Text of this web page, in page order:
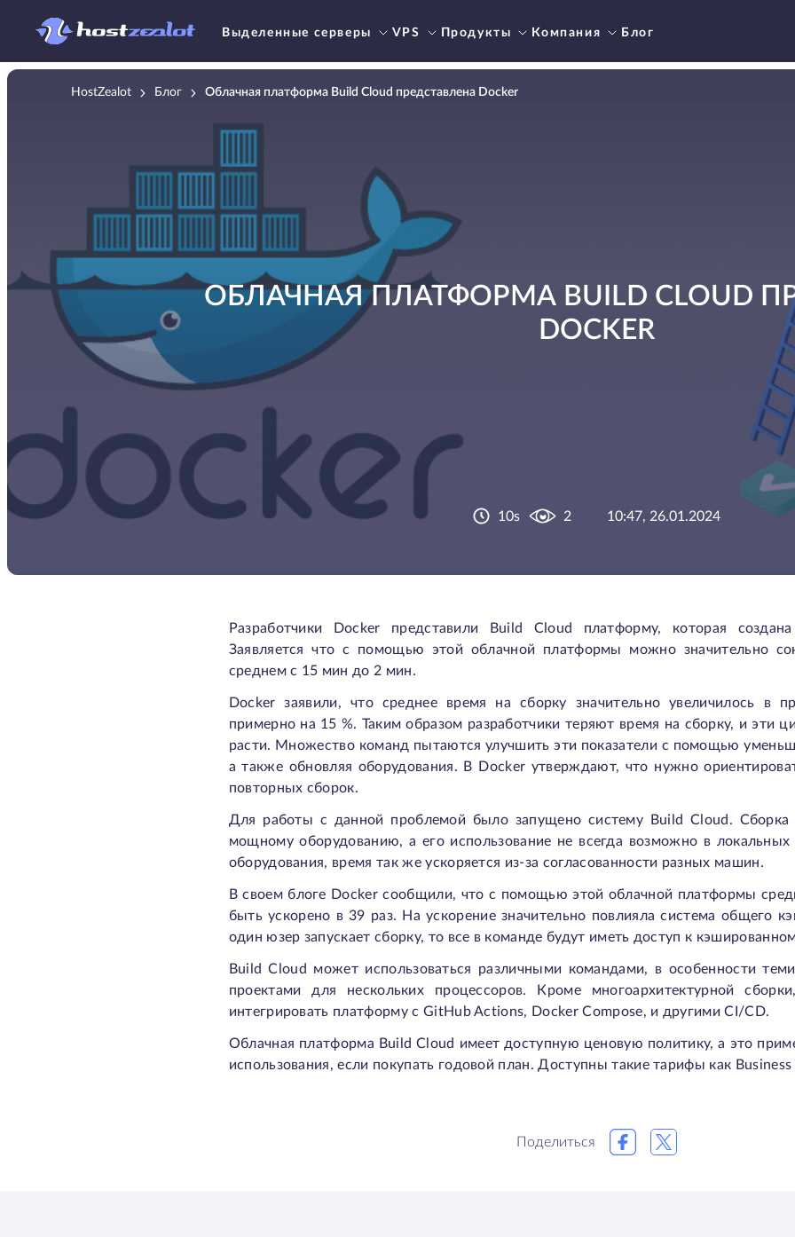
Выделенные серверы VPS Продукты Компания Блог
HostZealot Блог Облачная платформа Build Cloud представлена Docker
ОБЛАЧНАЯ ПЛАТФОРМА BUILD CLOUD
DOCKER
10s 2 10:47, 26.01.2024
Разработчики Docker представили Build Cloud платформу, которая
Заявляется что с помощью этой облачной платформы можно значительно
среднем с 15 мин до 2 мин.
Docker заявили, что среднее время на сборку значительно увеличилось в
примерно на 15 %. Таким образом разработчики теряют время на сборку, и эти
расти. Множество команд пытаются улучшить эти показатели с помощью
а также обновляя оборудования. В Docker утверждают, что нужно
повторных сборок.
Для работы с данной проблемой было запущено систему Build Cloud. Сборка
мощному оборудованию, а его использование не всегда возможно в
оборудования, время так же ускоряется из-за согласованности разных машин.
В своем блоге Docker сообщили, что с помощью этой облачной платформы
быть ускорено в 39 раз. На ускорение значительно повлияла система общего
один юзер запускает сборку, то все в команде будут иметь доступ к
Build Cloud может использоваться различными командами, в особенности
проектами для нескольких процессоров. Кроме многоархитектурной
интегрировать платформу с GitHub Actions, Docker Compose, и другими CI/CD.
Облачная платформа Build Cloud имеет доступную ценовую политику, а это
использования, если покупать годовой план. Доступны такие тарифы как Business
Поделиться